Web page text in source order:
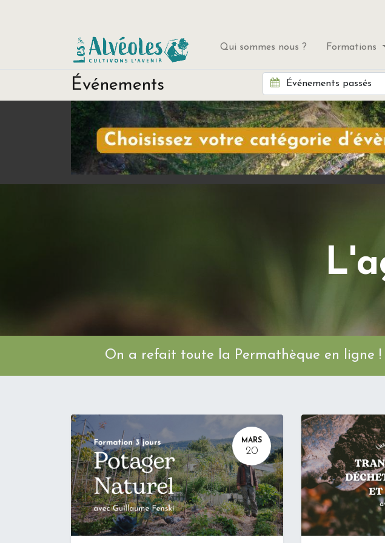
Qui sommes nous ? Formations
Événements Événements passés
On a refait toute la
MARS
20